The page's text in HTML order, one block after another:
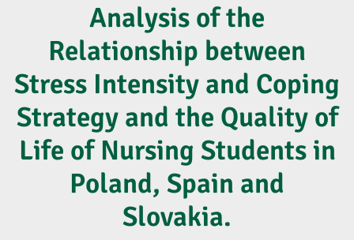
Analysis of the
Relationship between
Stress Intensity and Coping
Strategy and the Quality of
Life of Nursing Students in
Poland, Spain and
Slovakia.